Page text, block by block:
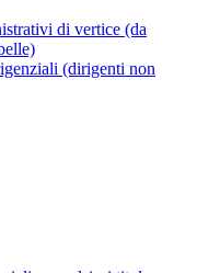
di vertice (da
(dirigenti non